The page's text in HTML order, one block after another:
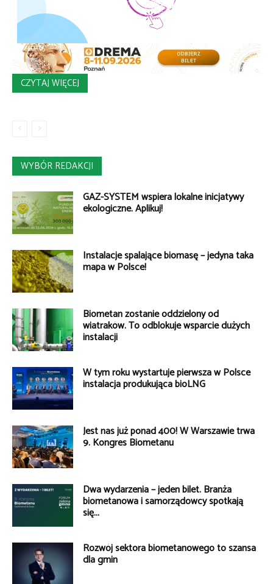
CZYTAJ WIĘCEJ
WYBÓR REDAKCJI
GAZ-SYSTEM wspiera lokalne inicjatywy
ekologiczne. Aplikuj!
Instalacje spalające biomasę – jedyna taka
mapa w Polsce!
Biometan zostanie oddzielony od
wiatraków. To odblokuje wsparcie dużych
instalacji
W tym roku wystartuje pierwsza w Polsce
instalacja produkująca bioLNG
Jest nas już ponad 400! W Warszawie trwa
9. Kongres Biometanu
Dwa wydarzenia – jeden bilet. Branża
biometanowa i samorządowcy spotkają
się...
Rozwój sektora biometanowego to szansa
dla gmin